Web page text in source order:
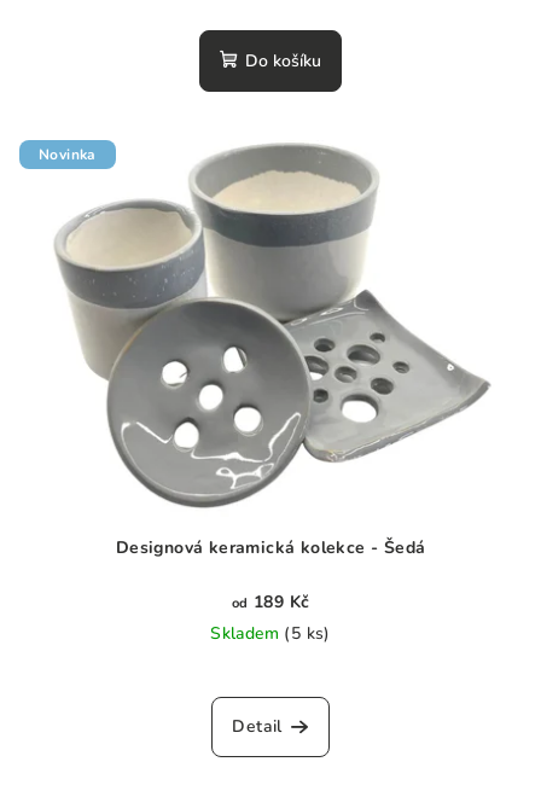
Do košíku
Novinka
Designová keramická kolekce - Šedá
od 189 Kč
Skladem (5 ks)
hodnocení
produktu
Detail